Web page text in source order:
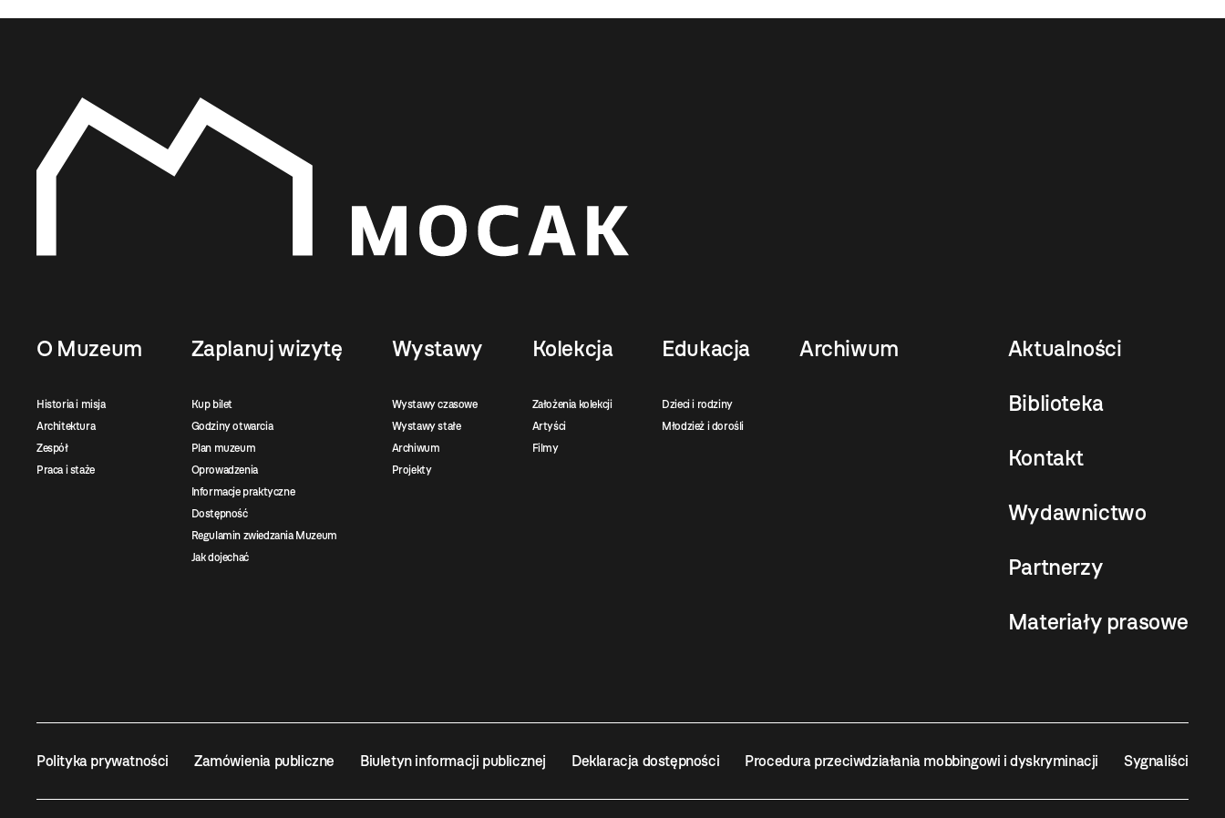
O Muzeum
Historia i misja
Architektura
Zespół
Praca i staże
Zaplanuj wizytę
Kup bilet
Godziny otwarcia
Plan muzeum
Oprowadzenia
Informacje praktyczne
Dostępność
Regulamin zwiedzania Muzeum
Jak dojechać
Wystawy
Wystawy czasowe
Wystawy stałe
Archiwum
Projekty
Kolekcja
Założenia kolekcji
Artyści
Filmy
Edukacja
Dzieci i rodziny
Młodzież i dorośli
Archiwum Aktualności
Biblioteka
Kontakt
Wydawnictwo
Partnerzy
Materiały prasowe
Polityka prywatności Zamówienia publiczne Biuletyn informacji publicznej Deklaracja dostępności Procedura przeciwdziałania mobbingowi i dyskryminacji Sygnaliści